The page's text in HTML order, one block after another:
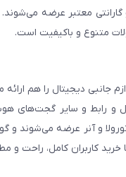
گارانتی معتبر عرضه
متنوع و باکیفیت است.
جانبی دیجیتال را هم
و رابط و سایر گجت‌های
و آنر عرضه می‌شوند
کاربران کامل، راحت و